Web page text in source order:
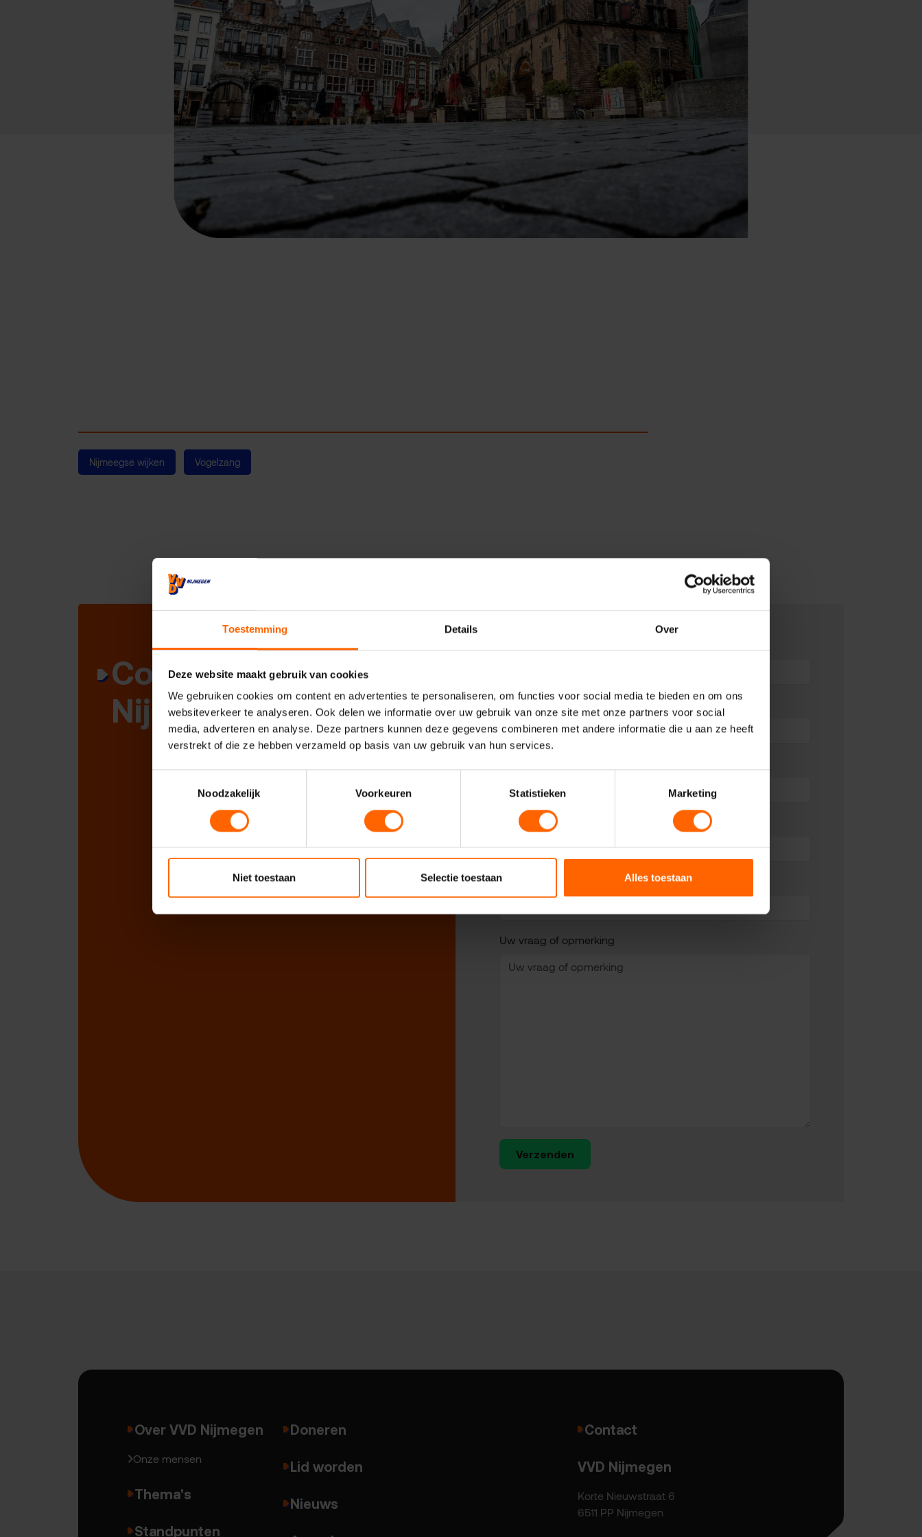
Toestemming Details Over
Deze website maakt gebruik van cookies
We gebruiken cookies om content en advertenties te personaliseren, om functies voor social media te bieden en om ons
websiteverkeer te analyseren. Ook delen we informatie over uw gebruik van onze site met onze partners voor social
media, adverteren en analyse. Deze partners kunnen deze gegevens combineren met andere informatie die u aan ze heeft
verstrekt of die ze hebben verzameld op basis van uw gebruik van hun services.
Noodzakelijk
Voorkeuren Statistieken Marketing
Niet toestaan Selectie toestaan Alles toestaan
Nijmeegse wijken Vogelzang
Contact met VVD
Nijmegen
Uw e-mailadres*
Uw woonplaats
Geadresseerde
Uw vraag of opmerking
Verzenden
Over VVD Nijmegen
Onze mensen
Thema's
Standpunten
Doneren
Lid worden
Nieuws
Contact
VVD Nijmegen
Korte Nieuwstraat 6
6511 PP Nijmegen